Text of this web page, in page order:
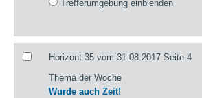
Trefferumgebung einblenden
Horizont 35 vom 31.08.2017 Seite 4
Thema der Woche
Wurde auch Zeit!